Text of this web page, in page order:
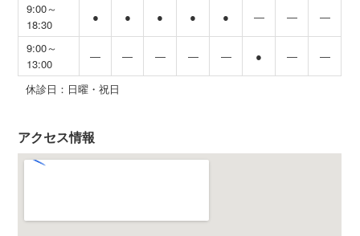
9:00～
18:30
● ● ● ● ● ― ― ―
9:00～
13:00
― ― ― ― ― ● ― ―
休診日：日曜・祝日
アクセス情報